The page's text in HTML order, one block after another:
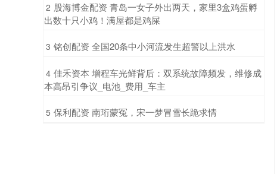
2 ​股海博金配资 青岛一女子外出两天，家里3盒鸡蛋孵
出数十只小鸡！满屋都是鸡屎
3 ​铭创配资 全国20条中小河流发生超警以上洪水
4 ​佳禾资本 增程车光鲜背后：双系统故障频发，维修成
本高昂引争议_电池_费用_车主
5 ​保利配资 南珩蒙冤，宋一梦冒雪长跪求情